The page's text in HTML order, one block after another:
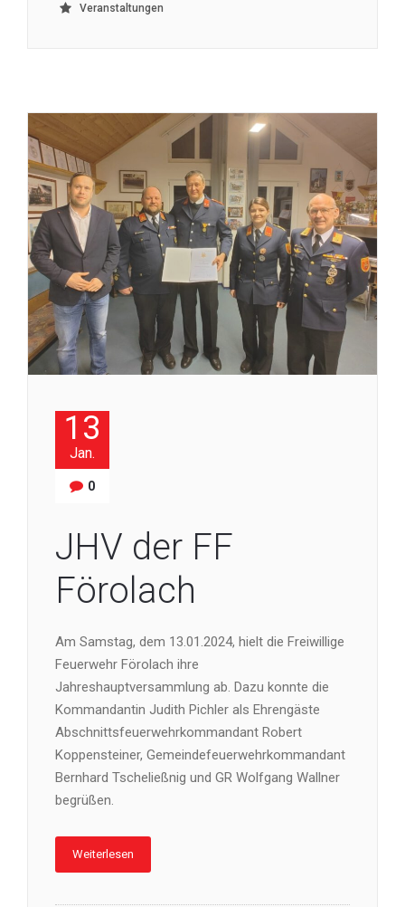
Veranstaltungen
13
Jan.
0
JHV der FF
Förolach
Am Samstag, dem 13.01.2024, hielt die Freiwillige
Feuerwehr Förolach ihre
Jahreshauptversammlung ab. Dazu konnte die
Kommandantin Judith Pichler als Ehrengäste
Abschnittsfeuerwehrkommandant Robert
Koppensteiner, Gemeindefeuerwehrkommandant
Bernhard Tscheließnig und GR Wolfgang Wallner
begrüßen.
Weiterlesen